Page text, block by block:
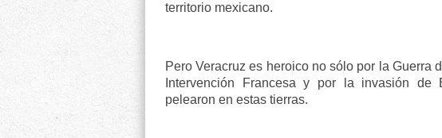
territorio mexicano.
Pero Veracruz es heroico no sólo por la Guerra
Intervención Francesa y por la invasión de
pelearon en estas tierras.